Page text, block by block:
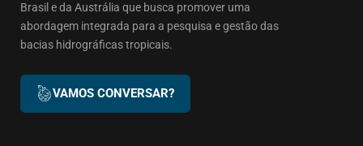
Brasil e da Austrália que busca promover uma
abordagem integrada para a pesquisa e gestão das
bacias hidrográficas tropicais.
VAMOS CONVERSAR?